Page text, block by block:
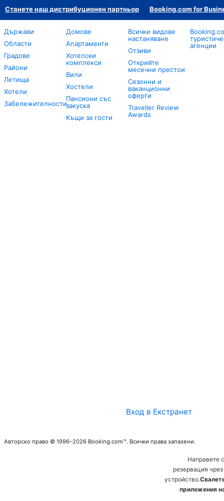
Станете наш дистрибуционен партньор Booking.com for
Държави
Области
Градове
Райони
Летища
Хотели
Забележителности
Домове
Апартаменти
Хотелски
комплекси
Вили
Хостели
Пансиони със
закуска
Къщи за гости
Всички видове
настаняване
Отзиви
Открийте
месечни престои
Сезонни и
ваканционни
оферти
Traveller Review
Awards
агенции
Вход в Екстранет
Авторско право © 1996–2026 Booking.com™. Всички права запазени.
Направете
резервация
устройство.
приложения